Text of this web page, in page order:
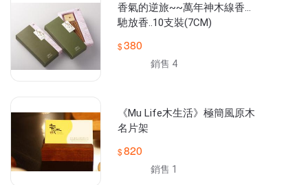
香氣的逆旅~~萬年神木線香...
馳放香..10支裝(7CM)
380
銷售 4
《Mu Life木生活》極簡風原木
名片架
820
銷售 1